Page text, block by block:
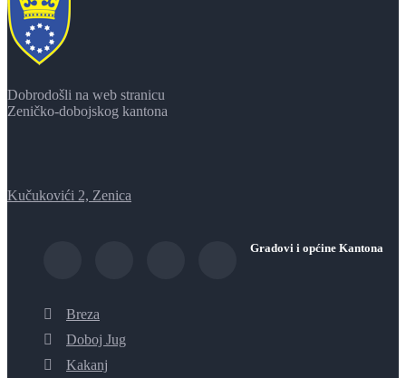
Dobrodošli na web stranicu
Zeničko-dobojskog kantona
Kučukovići 2, Zenica
Gradovi i općine Kantona
Breza
Doboj Jug
Kakanj